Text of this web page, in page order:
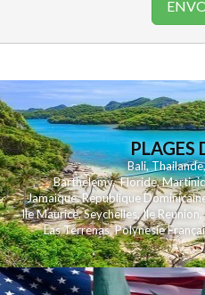
PLAGES
Bali,Thailande
Barthelemy,Floride,
Jamaique,Republique
Ile Maurice,Seychelles,Ile Reunion,
Las Terrenas,Polynesie